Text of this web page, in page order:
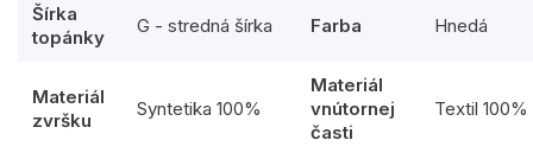
Šírka
topánky
G - stredná šírka Farba Hnedá
Materiál
zvršku
Syntetika 100%
Materiál
vnútornej
časti
Textil 100%